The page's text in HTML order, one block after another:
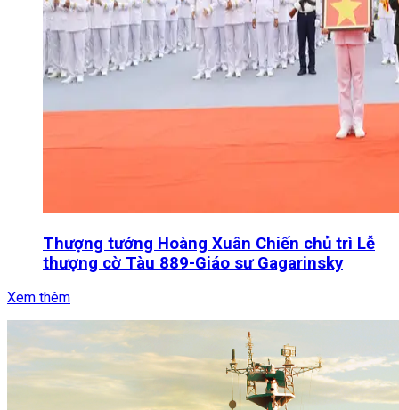
Thượng tướng Hoàng Xuân Chiến chủ trì Lễ
thượng cờ Tàu 889-Giáo sư Gagarinsky
Xem thêm